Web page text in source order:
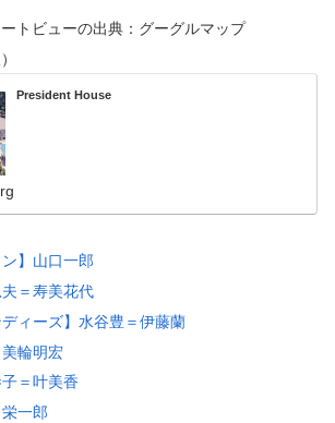
トビューの出典：グーグルマップ
President House
ン】山口一郎
夫＝寿美花代
ディーズ】水谷豊＝伊藤蘭
美輪明宏
子＝叶美香
栄一郎